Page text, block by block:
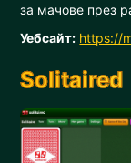
за мачове през
Уебсайт: https://
Solitaired